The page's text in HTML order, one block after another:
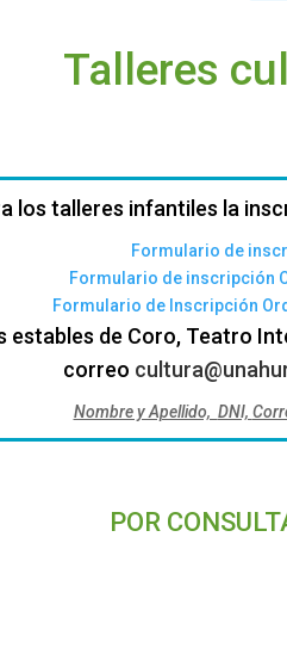
Talleres
los talleres infantiles la
Formulario de
Formulario de inscripción
Formulario de Inscripción
estables de Coro, Teatro
correo
Nombre y Apellido, DNI,
POR